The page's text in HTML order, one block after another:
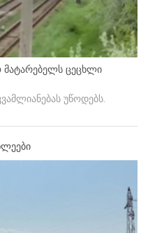
მატარებელს ცეცხლი
უწოდებს.